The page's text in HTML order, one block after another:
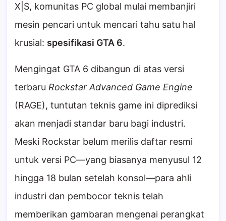
X|S, komunitas PC global mulai membanjiri
mesin pencari untuk mencari tahu satu hal
krusial: spesifikasi GTA 6.
Mengingat GTA 6 dibangun di atas versi
terbaru Rockstar Advanced Game Engine
(RAGE), tuntutan teknis game ini diprediksi
akan menjadi standar baru bagi industri.
Meski Rockstar belum merilis daftar resmi
untuk versi PC—yang biasanya menyusul 12
hingga 18 bulan setelah konsol—para ahli
industri dan pembocor teknis telah
memberikan gambaran mengenai perangkat